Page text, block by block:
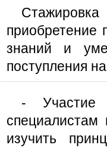
приобретение
знаний и
поступления
- Участие
специалистам
изучить